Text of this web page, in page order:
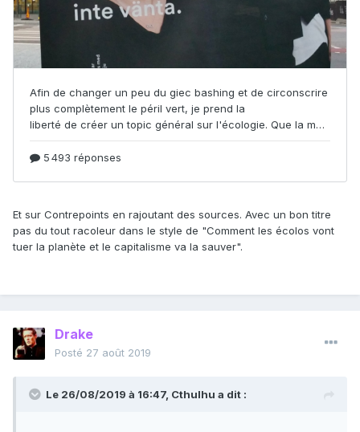
faisable. Mais en faisant ça, ils font croire qu'il y a
impossibilité entre les deux, et poussent une partie des
gens à faire un choix qui n'a pas lieu d'exister
- un grand nombre d'ecologistes sont de plus de gros
prendre la main dans le sac à voyager en avion dix fois par
an en première classe ou à posséder dix bagnoles, etc...
Et sur Contrepoints en rajoutant des sources. Avec un bon titre
pas du tout racoleur dans le style de "Comment les écolos vont
tuer la planète et le capitalisme va la sauver".
Drake
Posté 27 août 2019
Le 26/08/2019 à 16:47, Cthulhu a dit :